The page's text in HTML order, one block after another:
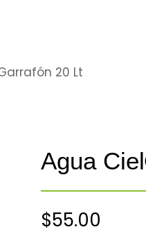
20 Lt
Agua
$55.00